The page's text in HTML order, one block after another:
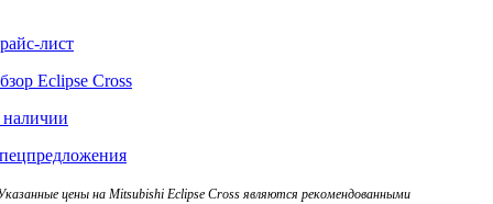
лист
Eclipse Cross
цены на Mitsubishi Eclipse Cross являются рекомендованными